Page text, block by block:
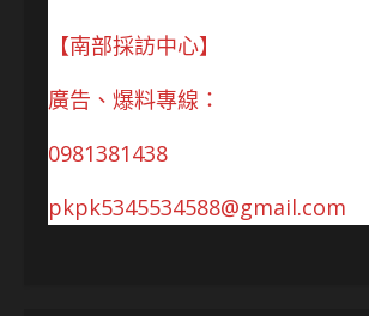
【南部採訪中心】
廣告、爆料專線：
0981381438
pkpk5345534588@gmail.com